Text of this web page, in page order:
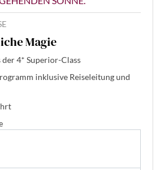
Magie
4* Superior-Class
inklusive Reiseleitung und